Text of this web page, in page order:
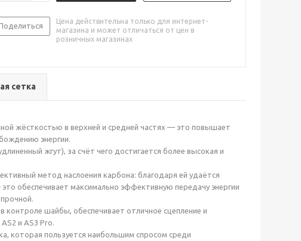
Цена действительна только для интернет-
магазина и может отличаться от цен в
розничных магазинах
сетка
жёсткостью в верхней и средней частях — это повышает
энергии.
жгут), за счёт чего достигается более высокая и
метод наслоения карбона: благодаря ей удаётся
обеспечивает максимально эффективную передачу энергии
шайбы, обеспечивает отличное сцепление и
и AS3 Pro.
которая пользуется наибольшим спросом среди